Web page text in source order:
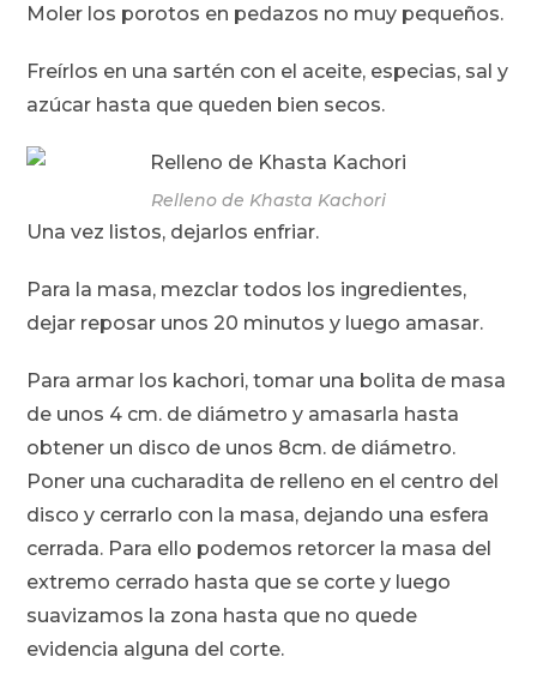
Moler los porotos en pedazos no muy pequeños.
Freírlos en una sartén con el aceite, especias, sal y
azúcar hasta que queden bien secos.
Relleno de Khasta Kachori
Una vez listos, dejarlos enfriar.
Para la masa, mezclar todos los ingredientes,
dejar reposar unos 20 minutos y luego amasar.
Para armar los kachori, tomar una bolita de masa
de unos 4 cm. de diámetro y amasarla hasta
obtener un disco de unos 8cm. de diámetro.
Poner una cucharadita de relleno en el centro del
disco y cerrarlo con la masa, dejando una esfera
cerrada. Para ello podemos retorcer la masa del
extremo cerrado hasta que se corte y luego
suavizamos la zona hasta que no quede
evidencia alguna del corte.